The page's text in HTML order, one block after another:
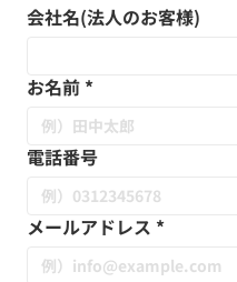
会社名(法人のお客様)
お名前 *
電話番号
メールアドレス *